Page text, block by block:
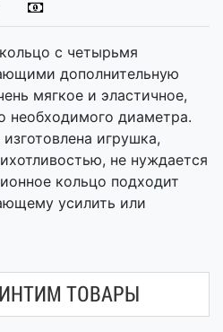
с четырьмя
дополнительную
мягкое и эластичное,
необходимого диаметра.
игрушка,
не нуждается
кольцо подходит
усилить или
ТОВАРЫ